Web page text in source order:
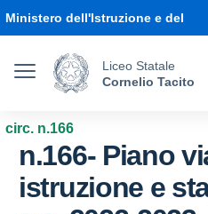
Ministero dell'Istruzione e del
Liceo Statale
Cornelio Tacito
circ. n.166
n.166- Piano
istruzione e